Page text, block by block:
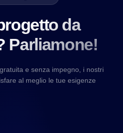
da
Parliamone!
e senza impegno, i nostri
al meglio le tue esigenze